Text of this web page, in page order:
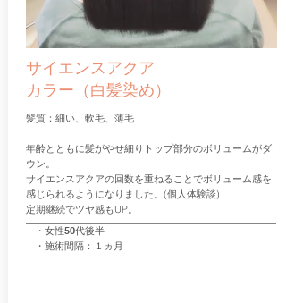
サイエンスアクア
カラー（白髪染め）
髪質：細い、軟毛、薄毛
年齢とともに髪がやせ細りトップ部分のボリュームがダ
ウン。
​サイエンスアクアの回数を重ねることでボリューム感を
感じられるようになりました。(個人体験談)
​定期継続でツヤ感もUP。
・女性50代後半
・施術間隔：１ヵ月